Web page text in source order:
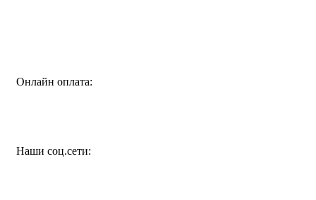
Онлайн оплата:
Наши соц.сети: